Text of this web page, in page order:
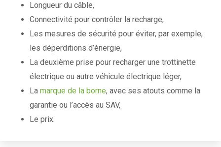
Longueur du câble,
Connectivité pour contrôler la recharge,
Les mesures de sécurité pour éviter, par exemple,
les déperditions d’énergie,
La deuxième prise pour recharger une trottinette
électrique ou autre véhicule électrique léger,
La marque de la borne, avec ses atouts comme la
garantie ou l’accès au SAV,
Le prix.